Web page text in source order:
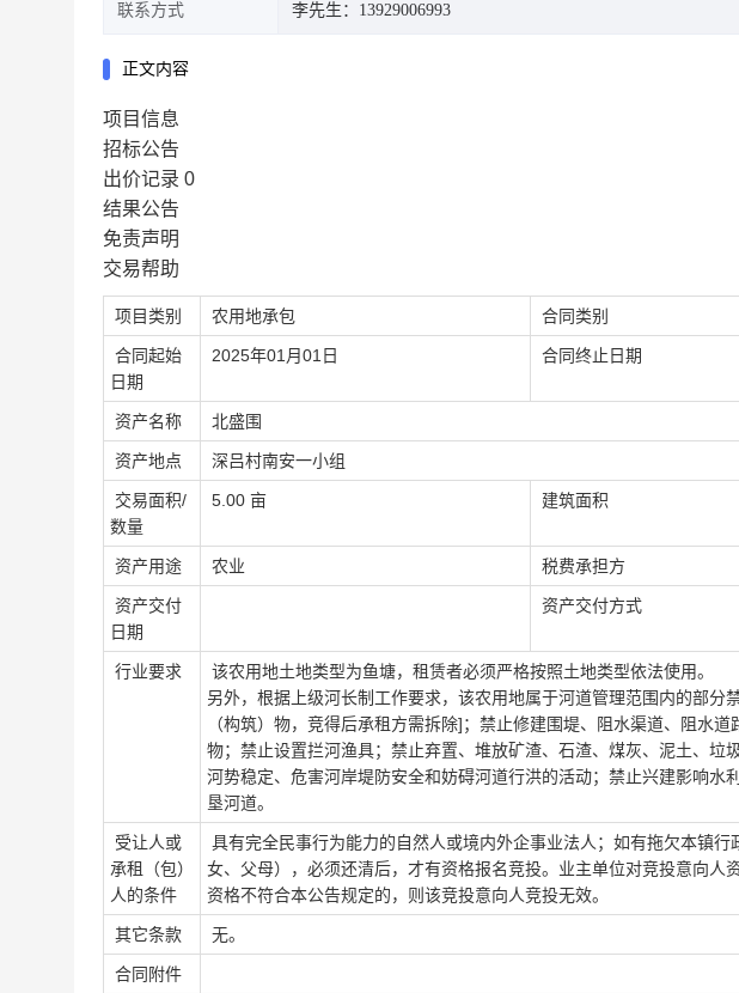
联系方式 李先生：13929006993
正文内容
项目信息
招标公告
出价记录 0
结果公告
免责声明
交易帮助
项目类别 农用地承包 合同类别
合同起始
日期
2025年01月01日 合同终止日期
资产名称 北盛围
资产地点 深吕村南安一小组
交易面积/
数量
5.00 亩 建筑面积
资产用途 农业 税费承担方
资产交付
日期
资产交付方式
行业要求
该农用地土地类型为鱼塘，租赁者必须严格按照土地类型依法使用。
另外，根据上级河长制工作要求，该农用地属于河道管理范围内的部分
（构筑）物，竞得后承租方需拆除]；禁止修建围堤、阻水渠道、阻水
物；禁止设置拦河渔具；禁止弃置、堆放矿渣、石渣、煤灰、泥土、垃
河势稳定、危害河岸堤防安全和妨碍河道行洪的活动；禁止兴建影响水
垦河道。
受让人或
承租（包）
人的条件
具有完全民事行为能力的自然人或境内外企事业法人；如有拖欠本镇
女、父母），必须还清后，才有资格报名竞投。业主单位对竞投意向人
资格不符合本公告规定的，则该竞投意向人竞投无效。
其它条款 无。
合同附件